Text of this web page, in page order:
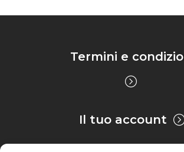
Termini e
Il tuo account